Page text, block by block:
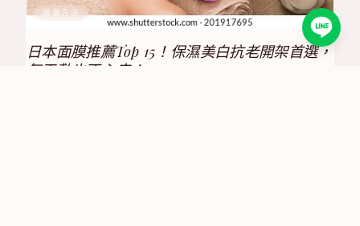
保養方法
日本面膜推薦Top 15！保濕美白抗老開架首選，
每天敷也不心疼！